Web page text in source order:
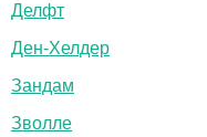
Делфт
Ден-Хелдер
Зандам
Зволле